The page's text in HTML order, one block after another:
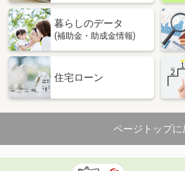
専有面積 40.07m²
間取り
富山県高岡市角
住 所
富山県高岡
専有面積 28.21m²
間取り
1K
富山県富山市犬島３
暮らしのデータ
(補助金・助成金情報)
住宅ローン
ページトップに